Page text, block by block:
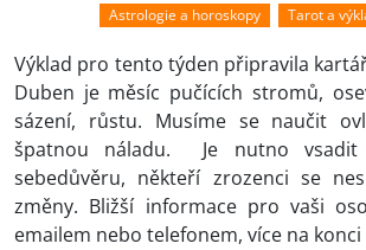
Astrologie a horoskopy Tarot a
Výklad pro tento týden připravila
Duben je měsíc pučících stromů,
sázení, růstu. Musíme se naučit
špatnou náladu. Je nutno vsadit
sebedůvěru, někteří zrozenci se
změny. Bližší informace pro vaši
emailem nebo telefonem, více na konci